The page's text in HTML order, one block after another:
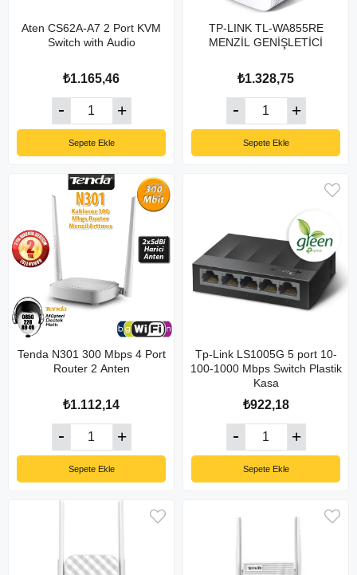
Aten CS62A-A7 2 Port KVM
Switch with Audio
₺1.165,46
Sepete Ekle
TP-LINK TL-WA855RE
MENZİL GENİŞLETİCİ
₺1.328,75
Sepete Ekle
Tenda N301 300 Mbps 4 Port
Router 2 Anten
₺1.112,14
Sepete Ekle
Tp-Link LS1005G 5 port 10-
100-1000 Mbps Switch Plastik
Kasa
₺922,18
Sepete Ekle